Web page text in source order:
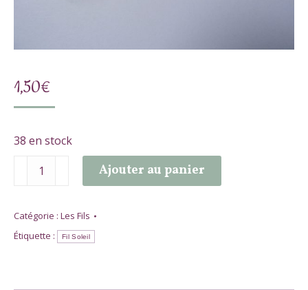
1,50€
38 en stock
quantité
Soleil
Ajouter au panier
Catégorie : Les Fils
Étiquette :
Fil Soleil